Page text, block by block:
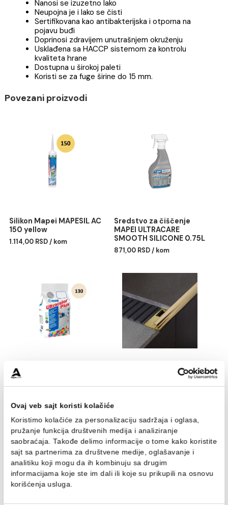
čisti; idealna za fugovanje keramičkih pločica,
staklenog mozaika i kamena; mogu joj se
metalizirani dodaci MapeGlitter i Mapecolor
Metallic za unikatan estetski efekat. Za fuge
od 1 do 15 mm. Može se koristiti i kao lepak.
PREDNOSTI:
Nanosi se izuzetno lako
Neupojna je i lako se čisti
Sertifikovana kao antibakterijska i otporna na
pojavu buđi
kvaliteta hrane
Dostupna u širokoj paleti
Koristi se za fuge širine do 15 mm.
Povezani proizvodi
Silikon Mapei MAPESIL AC
150 yellow
1.114,00 RSD / kom
Sredstvo za čiščenje
MAPEI ULTRACARE
SMOOTH SILICONE 0.75L
871,00 RSD / kom
Fug masa Mapei
ULTRACOLOR PLUS 5kg
jasmine 130
ANODIZIRANA